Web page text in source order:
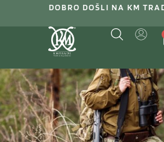
DOBRO DOŠLI NA KM